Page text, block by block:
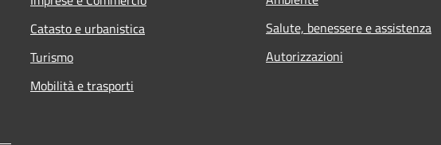
Catasto e urbanistica
Turismo
Mobilità e trasporti
Salute, benessere e assistenza
Autorizzazioni